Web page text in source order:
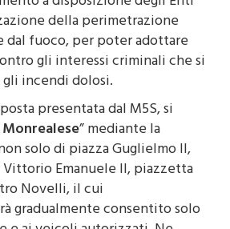
della perimetrazione
dal fuoco, per poter adottare
gli interessi criminali che si
incendi dolosi.
presentata dal M5S, si
” mediante la
solo di piazza Guglielmo II,
Vittorio Emanuele II, piazzetta
Novelli, il cui
gradualmente consentito solo